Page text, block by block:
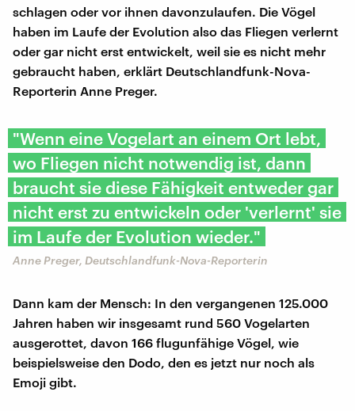
schlagen oder vor ihnen davonzulaufen. Die Vögel
haben im Laufe der Evolution also das Fliegen verlernt
oder gar nicht erst entwickelt, weil sie es nicht mehr
gebraucht haben, erklärt Deutschlandfunk-Nova-
Reporterin Anne Preger.
"Wenn eine Vogelart an einem Ort lebt,
wo Fliegen nicht notwendig ist, dann
braucht sie diese Fähigkeit entweder gar
nicht erst zu entwickeln oder 'verlernt' sie
im Laufe der Evolution wieder."
Anne Preger, Deutschlandfunk-Nova-Reporterin
Dann kam der Mensch: In den vergangenen 125.000
Jahren haben wir insgesamt rund 560 Vogelarten
ausgerottet, davon 166 flugunfähige Vögel, wie
beispielsweise den Dodo, den es jetzt nur noch als
Emoji gibt.